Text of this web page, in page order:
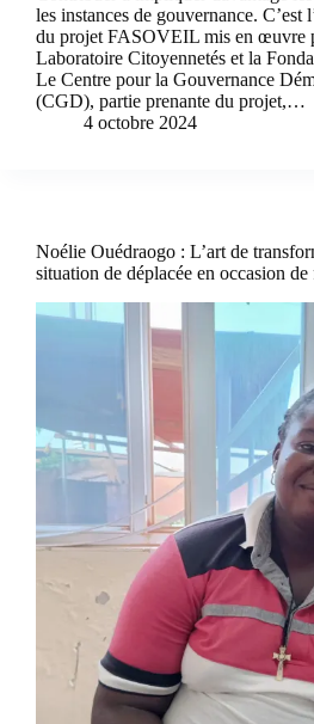
les instances de gouvernance. C’est
du projet FASOVEIL mis en œuvre
Laboratoire Citoyennetés et la
Le Centre pour la Gouvernance
(CGD), partie prenante du projet,…
4 octobre 2024
Noélie Ouédraogo : L’art de
situation de déplacée en occasion